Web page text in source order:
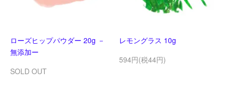
ローズヒップパウダー 20g －
無添加ー
SOLD OUT
レモングラス 10g
594円(税44円)